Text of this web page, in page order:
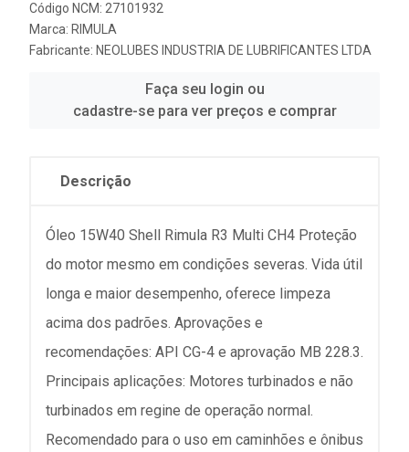
Código NCM: 27101932
Marca: RIMULA
Fabricante: NEOLUBES INDUSTRIA DE LUBRIFICANTES LTDA
Faça seu login ou
cadastre-se para ver preços e comprar
Descrição
Óleo 15W40 Shell Rimula R3 Multi CH4 Proteção
do motor mesmo em condições severas. Vida útil
longa e maior desempenho, oferece limpeza
acima dos padrões. Aprovações e
recomendações: API CG-4 e aprovação MB 228.3.
Principais aplicações: Motores turbinados e não
turbinados em regine de operação normal.
Recomendado para o uso em caminhões e ônibus